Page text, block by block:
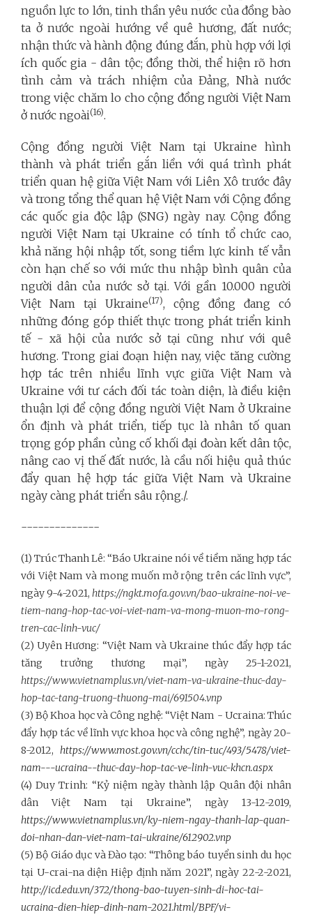
nguồn lực to lớn, tinh thần yêu nước của đồng bào
ta ở nước ngoài hướng về quê hương, đất nước;
nhận thức và hành động đúng đắn, phù hợp với lợi
ích quốc gia - dân tộc; đồng thời, thể hiện rõ hơn
tình cảm và trách nhiệm của Đảng, Nhà nước
trong việc chăm lo cho cộng đồng người Việt Nam
ở nước ngoài(16).
Cộng đồng người Việt Nam tại Ukraine hình
thành và phát triển gắn liền với quá trình phát
triển quan hệ giữa Việt Nam với Liên Xô trước đây
và trong tổng thể quan hệ Việt Nam với Cộng đồng
các quốc gia độc lập (SNG) ngày nay. Cộng đồng
người Việt Nam tại Ukraine có tính tổ chức cao,
khả năng hội nhập tốt, song tiềm lực kinh tế vẫn
còn hạn chế so với mức thu nhập bình quân của
người dân của nước sở tại. Với gần 10.000 người
Việt Nam tại Ukraine(17), cộng đồng đang có
những đóng góp thiết thực trong phát triển kinh
tế - xã hội của nước sở tại cũng như với quê
hương. Trong giai đoạn hiện nay, việc tăng cường
hợp tác trên nhiều lĩnh vực giữa Việt Nam và
Ukraine với tư cách đối tác toàn diện, là điều kiện
thuận lợi để cộng đồng người Việt Nam ở Ukraine
ổn định và phát triển, tiếp tục là nhân tố quan
trọng góp phần củng cố khối đại đoàn kết dân tộc,
nâng cao vị thế đất nước, là cầu nối hiệu quả thúc
đẩy quan hệ hợp tác giữa Việt Nam và Ukraine
ngày càng phát triển sâu rộng./.
--------------
(1) Trúc Thanh Lê: “Báo Ukraine nói về tiềm năng hợp tác
với Việt Nam và mong muốn mở rộng trên các lĩnh vực”,
ngày 9-4-2021, https://ngkt.mofa.gov.vn/bao-ukraine-noi-ve-
tiem-nang-hop-tac-voi-viet-nam-va-mong-muon-mo-rong-
tren-cac-linh-vuc/
(2) Uyên Hương: “Việt Nam và Ukraine thúc đẩy hợp tác
tăng trưởng thương mại”, ngày 25-1-2021,
https://www.vietnamplus.vn/viet-nam-va-ukraine-thuc-day-
hop-tac-tang-truong-thuong-mai/691504.vnp
(3) Bộ Khoa học và Công nghệ: “Việt Nam - Ucraina: Thúc
đẩy hợp tác về lĩnh vực khoa học và công nghệ”, ngày 20-
8-2012, https://www.most.gov.vn/cchc/tin-tuc/493/5478/viet-
nam---ucraina--thuc-day-hop-tac-ve-linh-vuc-khcn.aspx
(4) Duy Trinh: “Kỷ niệm ngày thành lập Quân đội nhân
dân Việt Nam tại Ukraine”, ngày 13-12-2019,
https://www.vietnamplus.vn/ky-niem-ngay-thanh-lap-quan-
doi-nhan-dan-viet-nam-tai-ukraine/612902.vnp
(5) Bộ Giáo dục và Đào tạo: “Thông báo tuyển sinh du học
tại U-crai-na diện Hiệp định năm 2021”, ngày 22-2-2021,
http://icd.edu.vn/372/thong-bao-tuyen-sinh-di-hoc-tai-
ucraina-dien-hiep-dinh-nam-2021.html/BPF/vi-